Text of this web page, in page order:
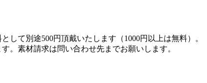
て別途500円頂戴いたします（1000円以上は無料）。
。素材請求は問い合わせ先までお願いします。